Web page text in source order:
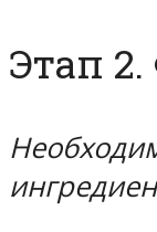
Этап